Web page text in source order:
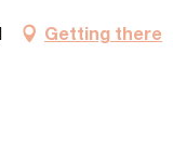
Getting there